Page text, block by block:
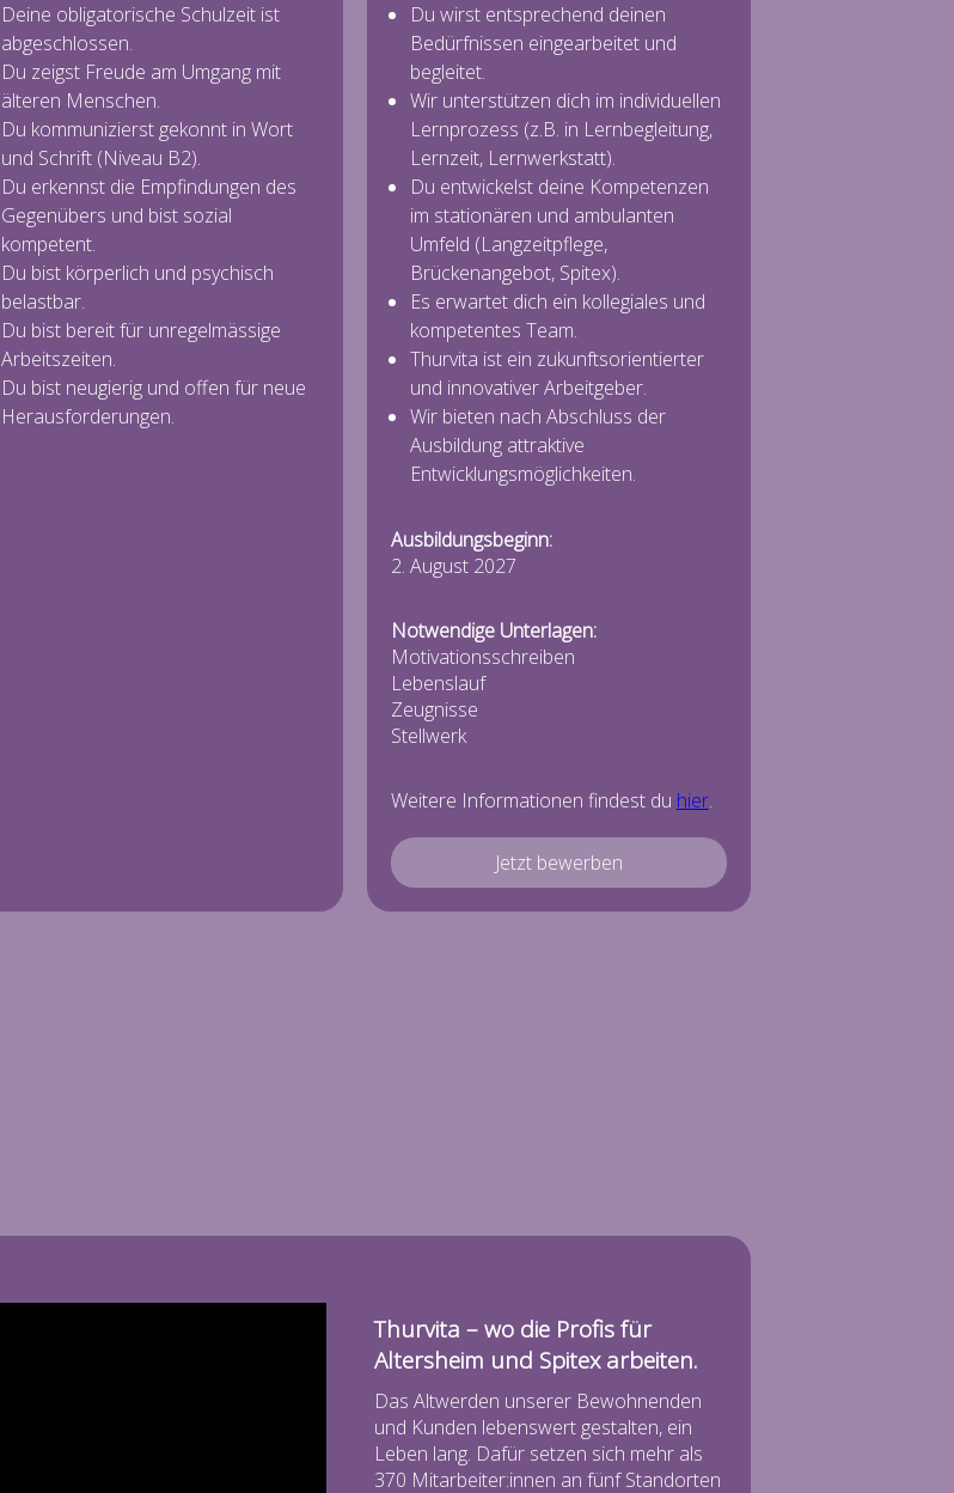
Deine obligatorische Schulzeit ist
abgeschlossen.
Du zeigst Freude am Umgang mit
älteren Menschen.
Du kommunizierst gekonnt in Wort
und Schrift (Niveau B2).
Du erkennst die Empfindungen des
Gegenübers und bist sozial
kompetent.
Du bist körperlich und psychisch
belastbar.
Du bist bereit für unregelmässige
Arbeitszeiten.
Du bist neugierig und offen für neue
Herausforderungen.
Du wirst entsprechend deinen
Bedürfnissen eingearbeitet und
begleitet.
Wir unterstützen dich im individuellen
Lernprozess (z.B. in Lernbegleitung,
Lernzeit, Lernwerkstatt).
Du entwickelst deine Kompetenzen
im stationären und ambulanten
Umfeld (Langzeitpflege,
Brückenangebot, Spitex).
Es erwartet dich ein kollegiales und
kompetentes Team.
Thurvita ist ein zukunftsorientierter
und innovativer Arbeitgeber.
Wir bieten nach Abschluss der
Ausbildung attraktive
Entwicklungsmöglichkeiten.
Ausbildungsbeginn:
2. August 2027
Notwendige Unterlagen:
Motivationsschreiben
Lebenslauf
Zeugnisse
Stellwerk
Weitere Informationen findest du hier.
Jetzt bewerben
Thurvita – wo die Profis für
Altersheim und Spitex arbeiten.
Das Altwerden unserer Bewohnenden
und Kunden lebenswert gestalten, ein
Leben lang. Dafür setzen sich mehr als
370 Mitarbeiter:innen an fünf Standorten